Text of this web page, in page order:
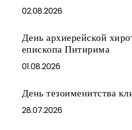
02.08.2026
День архиерейской
епископа Питирима
01.08.2026
День тезоименитства
28.07.2026